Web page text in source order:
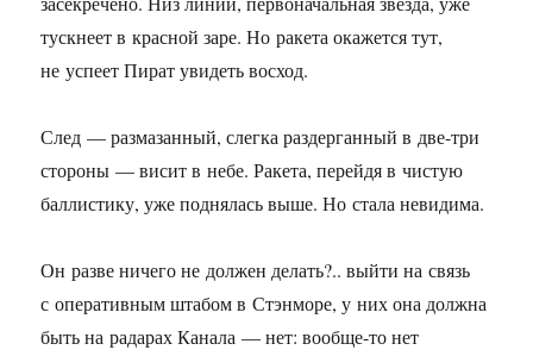
тускнеет в красной заре. Но ракета окажется тут,
не успеет Пират увидеть восход.
След — размазанный, слегка раздерганный в две-три
стороны — висит в небе. Ракета, перейдя в чистую
баллистику, уже поднялась выше. Но стала невидима.
Он разве ничего не должен делать?.. выйти на связь
с оперативным штабом в Стэнморе, у них она должна
быть на радарах Канала — нет: вообще-то нет